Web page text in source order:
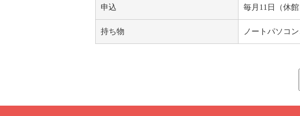
申込 毎月11日（休
持ち物 ノートパソコ